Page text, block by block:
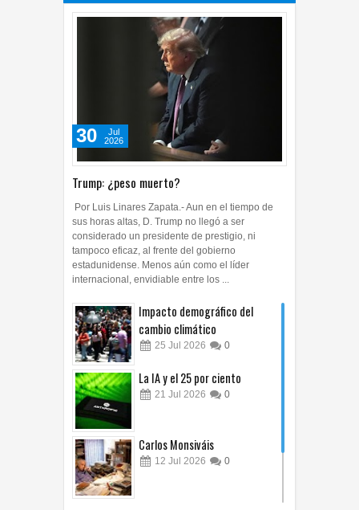
Trump: ¿peso muerto?
30
Jul
2026
Por Luis Linares Zapata.- Aun en el tiempo de
sus horas altas, D. Trump no llegó a ser
considerado un presidente de prestigio, ni
tampoco eficaz, al frente del gobierno
estadunidense. Menos aún como el líder
internacional, envidiable entre los ...
Impacto demográfico del
cambio climático
25 Jul 2026 0
La IA y el 25 por ciento
21 Jul 2026 0
Carlos Monsiváis
12 Jul 2026 0